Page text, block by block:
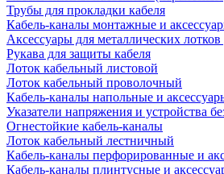
Трубы для прокладки кабеля
Кабель-каналы монтажные и
Аксессуары для металлических
Рукава для защиты кабеля
Лоток кабельный листовой
Лоток кабельный проволочный
Кабель-каналы напольные и
Указатели напряжения и устройства
Огнестойкие кабель-каналы
Лоток кабельный лестничный
Кабель-каналы перфорированные и
Кабель-каналы плинтусные и